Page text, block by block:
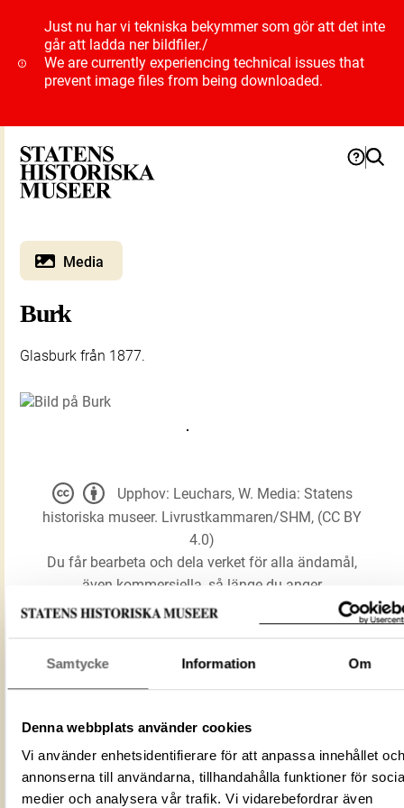
Samtycke Information Om
Denna webbplats använder cookies
Vi använder enhetsidentifierare för att anpassa innehållet och
annonserna till användarna, tillhandahålla funktioner för
medier och analysera vår trafik. Vi vidarebefordrar även
Just nu har vi tekniska bekymmer som gör att det inte
går att ladda ner bildfiler./
We are currently experiencing technical issues that
prevent image files from being downloaded.
Media
Burk
Glasburk från 1877.
Förmålsbenämning Burk
Föremålsnummer
12373_LRK
Mediatyp
image/jpeg
Upphov: Leuchars, W. Media: Statens
historiska museer. Livrustkammaren/SHM, (CC BY
4.0)
Du får bearbeta och dela verket för alla ändamål,
även kommersiella, så länge du anger
upphovsperson och licensgivare.
LADDA NER MEDIA